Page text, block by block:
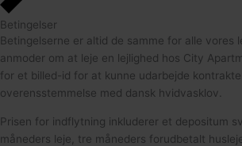
Betingelser
Betingelserne er altid de samme for alle vores
anmoder om at leje en lejlighed hos City
for et billed-id for at kunne udarbejde
overensstemmelse med dansk hvidvasklov.
Prisen for indflytning inkluderer et depositum
måneders leje, tre måneders forudbetalt